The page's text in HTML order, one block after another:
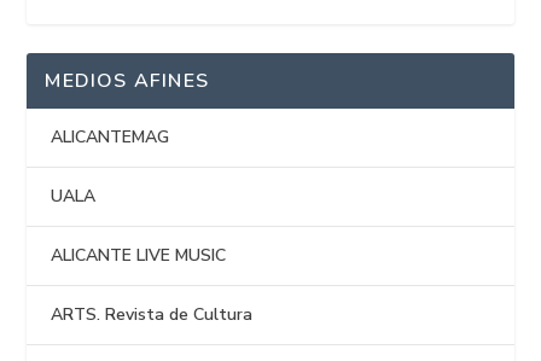
MEDIOS AFINES
ALICANTEMAG
UALA
ALICANTE LIVE MUSIC
ARTS. Revista de Cultura